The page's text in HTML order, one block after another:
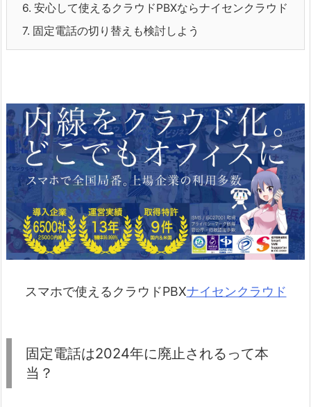
6. 安心して使えるクラウドPBXならナイセンクラウド
7. 固定電話の切り替えも検討しよう
スマホで使えるクラウドPBXナイセンクラウド
固定電話は2024年に廃止されるって本
当？